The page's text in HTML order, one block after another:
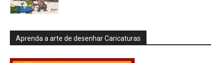
Aprenda a arte de desenhar Caricaturas